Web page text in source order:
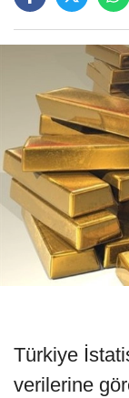
Türkiye
verilerine